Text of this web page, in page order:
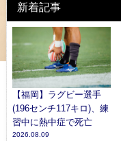
新着記事
【福岡】ラグビー選手
(196センチ117キロ)、練
習中に熱中症で死亡
2026.08.09